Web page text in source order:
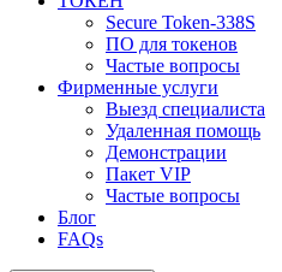
Secure Token-338S
ПО для токенов
Частые вопросы
Фирменные услуги
Выезд специалиста
Удаленная помощь
Демонстрации
Пакет VIP
Частые вопросы
Блог
FAQs